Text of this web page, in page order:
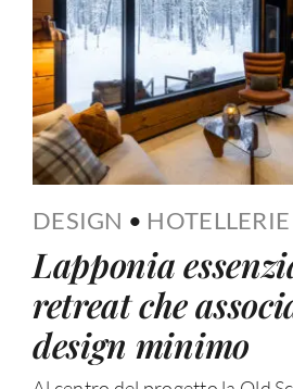
DESIGN • HOTELLERIE
Lapponia
retreat che
design minimo